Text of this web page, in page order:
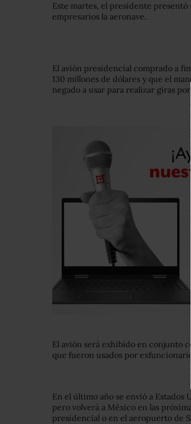
Este martes, el presidente
empresarios la aeronave.
El avión presidencial comprado a
130 millones de dólares y que el
negado a usar para realizar giras
El avión será exhibido en conjunto
que fueron usados por
En el último año se envió a
pero volverá a México en las
presidencial o en el aeropuerto de